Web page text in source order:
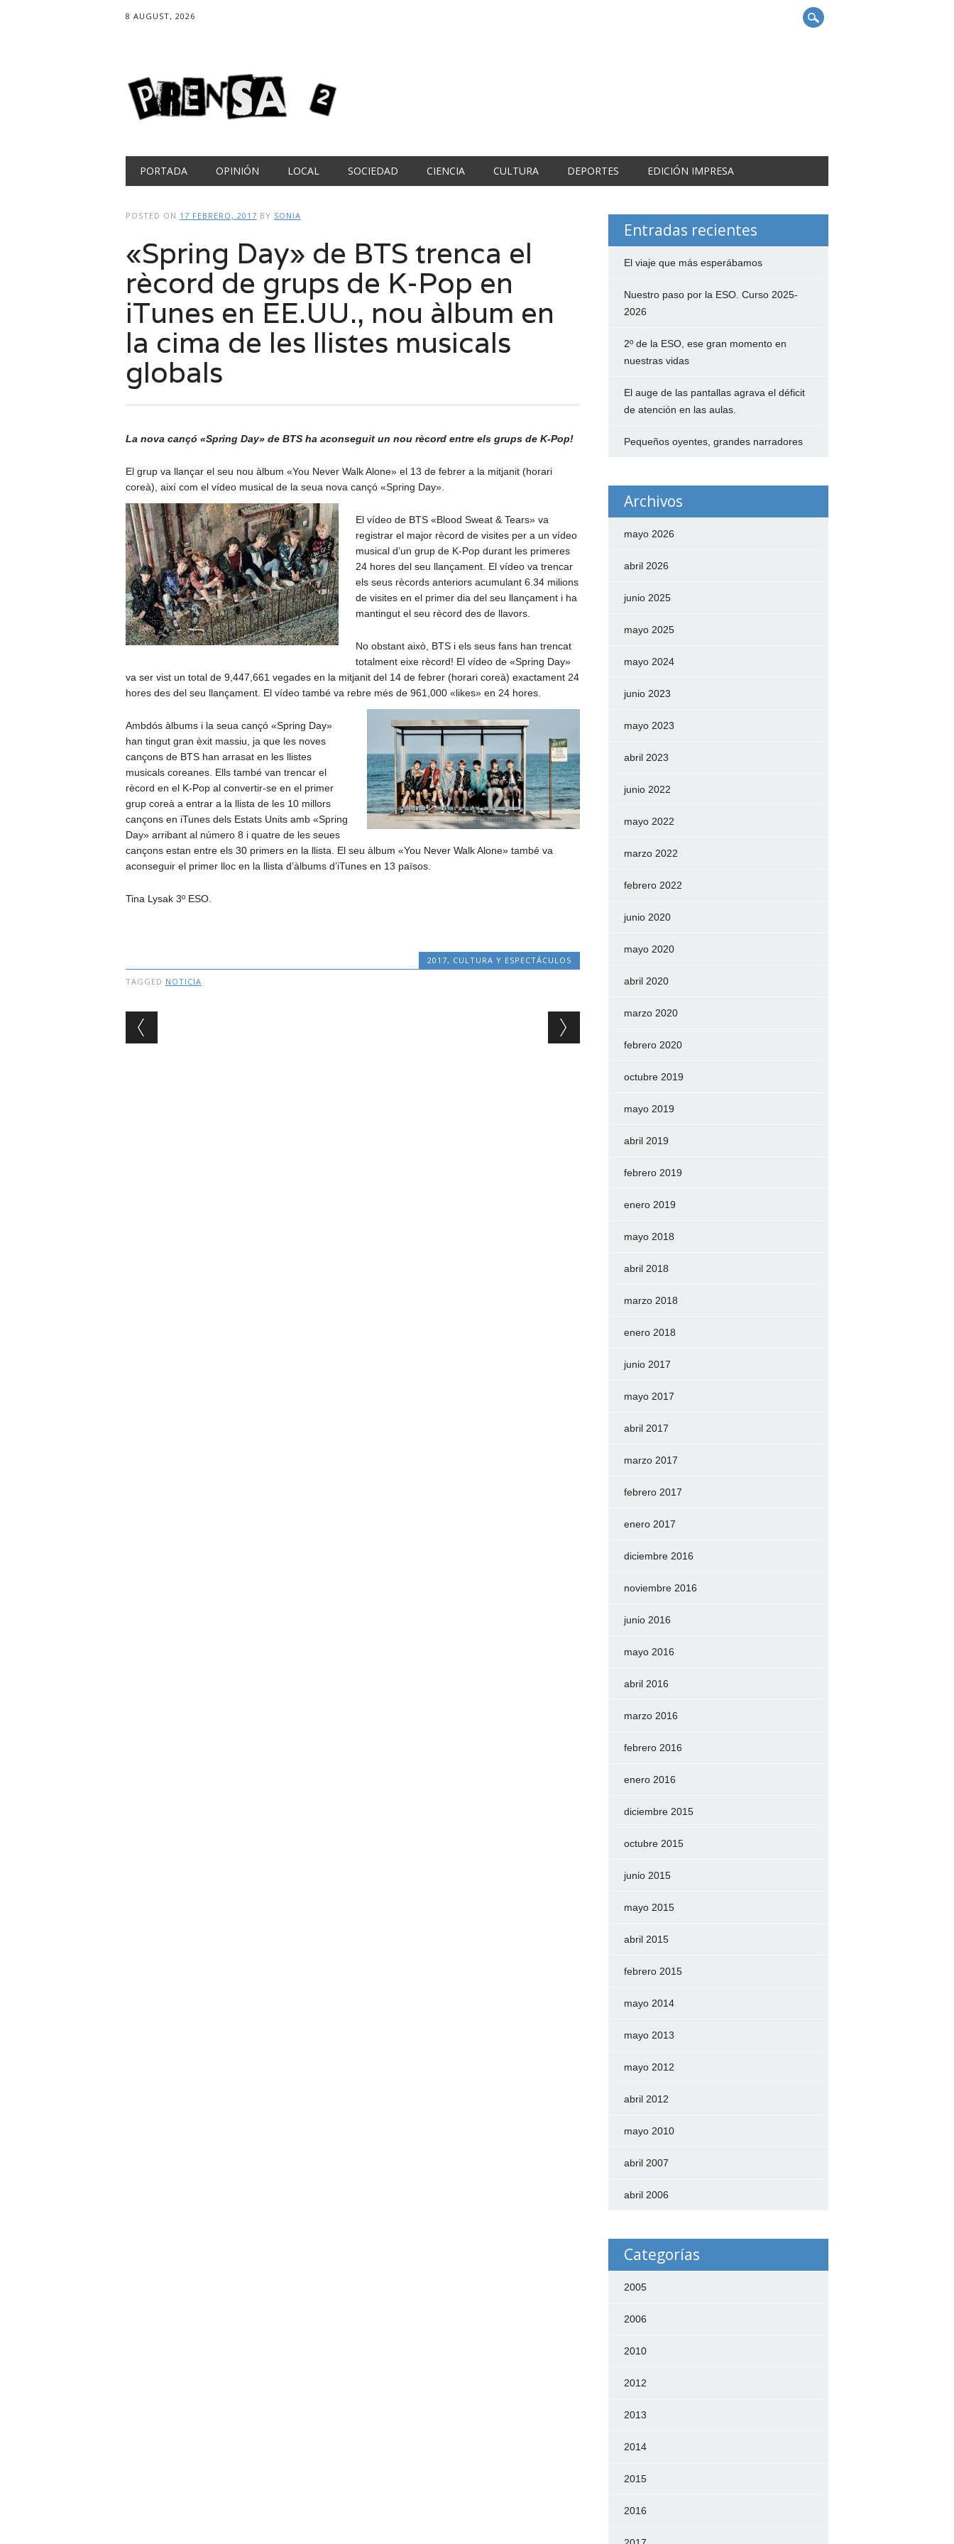
8 AUGUST, 2026
Main menu
PORTADA OPINIÓN LOCAL SOCIEDAD CIENCIA CULTURA DEPORTES EDICIÓN IMPRESA
POSTED ON 17 FEBRERO, 2017 BY SONIA
«Spring Day» de BTS trenca el
rècord de grups de K-Pop en
iTunes en EE.UU., nou àlbum en
la cima de les llistes musicals
globals
La nova cançó «Spring Day» de BTS ha aconseguit un nou rècord entre els grups de K-Pop!
El grup va llançar el seu nou àlbum «You Never Walk Alone» el 13 de febrer a la mitjanit (horari
coreà), així com el vídeo musical de la seua nova cançó «Spring Day».
El vídeo de BTS «Blood Sweat & Tears» va
registrar el major rècord de visites per a un vídeo
musical d’un grup de K-Pop durant les primeres
24 hores del seu llançament. El vídeo va trencar
els seus rècords anteriors acumulant 6.34 milions
de visites en el primer dia del seu llançament i ha
mantingut el seu rècord des de llavors.
No obstant això, BTS i els seus fans han trencat
totalment eixe rècord! El vídeo de «Spring Day»
va ser vist un total de 9,447,661 vegades en la mitjanit del 14 de febrer (horari coreà) exactament 24
hores des del seu llançament. El vídeo també va rebre més de 961,000 «likes» en 24 hores.
Ambdós àlbums i la seua cançó «Spring Day»
han tingut gran èxit massiu, ja que les noves
cançons de BTS han arrasat en les llistes
musicals coreanes. Ells també van trencar el
rècord en el K-Pop al convertir-se en el primer
grup coreà a entrar a la llista de les 10 millors
cançons en iTunes dels Estats Units amb «Spring
Day» arribant al número 8 i quatre de les seues
cançons estan entre els 30 primers en la llista. El seu àlbum «You Never Walk Alone» també va
aconseguir el primer lloc en la llista d’àlbums d’iTunes en 13 països.
Tina Lysak 3º ESO.
2017, CULTURA Y ESPECTÁCULOS
TAGGED NOTICIA
Post navigation
Entradas recientes
El viaje que más esperábamos
Nuestro paso por la ESO. Curso 2025-
2026
2º de la ESO, ese gran momento en
nuestras vidas
El auge de las pantallas agrava el déficit
de atención en las aulas.
Pequeños oyentes, grandes narradores
Archivos
mayo 2026
abril 2026
junio 2025
mayo 2025
mayo 2024
junio 2023
mayo 2023
abril 2023
junio 2022
mayo 2022
marzo 2022
febrero 2022
junio 2020
mayo 2020
abril 2020
marzo 2020
febrero 2020
octubre 2019
mayo 2019
abril 2019
febrero 2019
enero 2019
mayo 2018
abril 2018
marzo 2018
enero 2018
junio 2017
mayo 2017
abril 2017
marzo 2017
febrero 2017
enero 2017
diciembre 2016
noviembre 2016
junio 2016
mayo 2016
abril 2016
marzo 2016
febrero 2016
enero 2016
diciembre 2015
octubre 2015
junio 2015
mayo 2015
abril 2015
febrero 2015
mayo 2014
mayo 2013
mayo 2012
abril 2012
mayo 2010
abril 2007
abril 2006
Categorías
2005
2006
2010
2012
2013
2014
2015
2016